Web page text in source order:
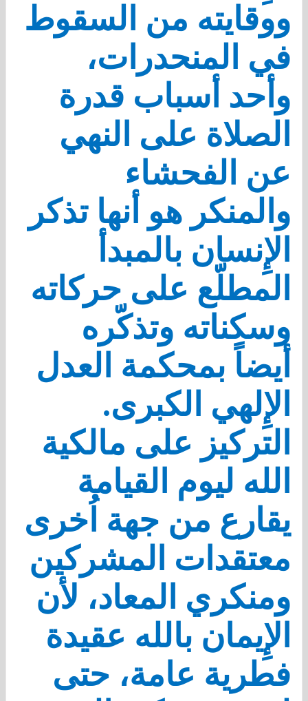
ووقايته من السقوط
في المنحدرات،
وأحد أسباب قدرة
الصلاة على النهي
عن الفحشاء
والمنكر هو أنها تذكر
الإِنسان بالمبدأ
المطلّع على حركاته
وسكناته وتذكّره
أيضاً بمحكمة العدل
الإِلهي الكبرى.
التركيز على مالكية
الله ليوم القيامة
يقارع من جهة اُخرى
معتقدات المشركين
ومنكري المعاد، لأن
الإِيمان بالله عقيدة
فطرية عامة، حتى